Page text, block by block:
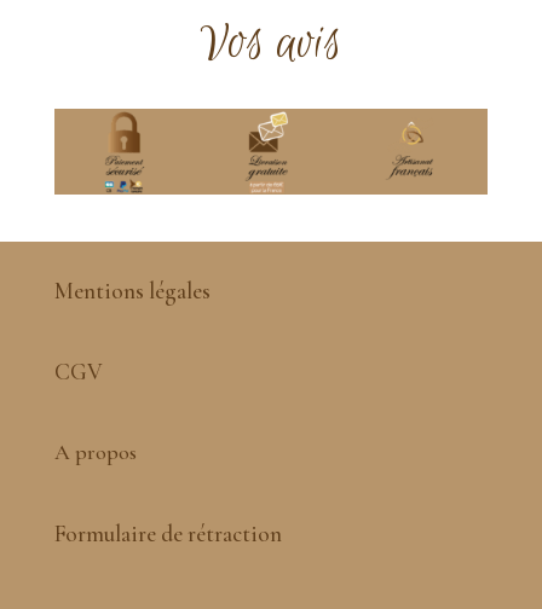
Vos avis
Mentions légales
CGV
A propos
Formulaire de rétraction